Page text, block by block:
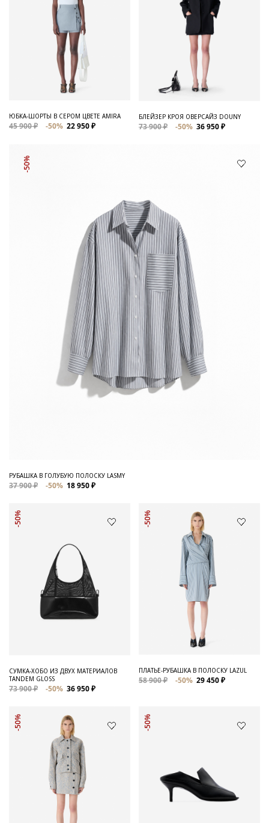
ЮБКА-ШОРТЫ В СЕРОМ ЦВЕТЕ AMIRA
45 900 ₽ -50% 22 950 ₽
БЛЕЙЗЕР КРОЯ ОВЕРСАЙЗ DOUNY
73 900 ₽ -50% 36 950 ₽
-50%
РУБАШКА В ГОЛУБУЮ ПОЛОСКУ LASMY
37 900 ₽ -50% 18 950 ₽
-50%
СУМКА-ХОБО ИЗ ДВУХ МАТЕРИАЛОВ
TANDEM GLOSS
73 900 ₽ -50% 36 950 ₽
-50%
ПЛАТЬЕ-РУБАШКА В ПОЛОСКУ LAZUL
58 900 ₽ -50% 29 450 ₽
-50% -50%